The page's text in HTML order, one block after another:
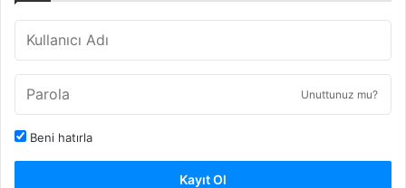
Unuttunuz mu?
Beni hatırla
Kayıt Ol